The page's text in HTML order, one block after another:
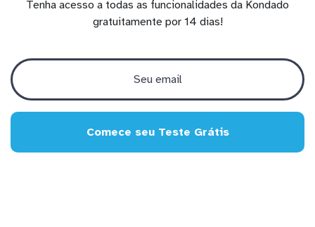
Tenha acesso a todas as funcionalidades da Kondado
gratuitamente por 14 dias!
Comece seu Teste Grátis